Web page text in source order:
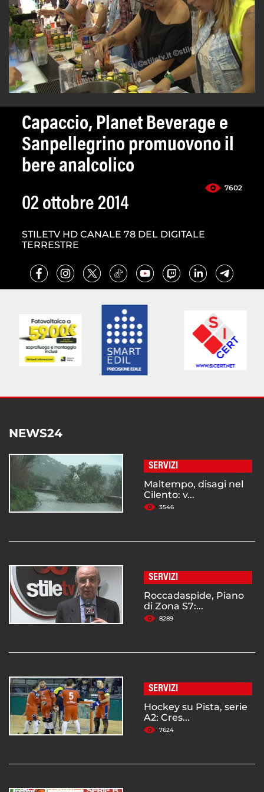
Capaccio, Planet Beverage e
Sanpellegrino promuovono il
bere analcolico
7602
02 ottobre 2014
STILETV HD CANALE 78 DEL DIGITALE
TERRESTRE
NEWS24
SERVIZI
Maltempo, disagi nel
Cilento: v...
3546
SERVIZI
Roccadaspide, Piano
di Zona S7:...
8289
SERVIZI
Hockey su Pista, serie
A2: Cres...
7624